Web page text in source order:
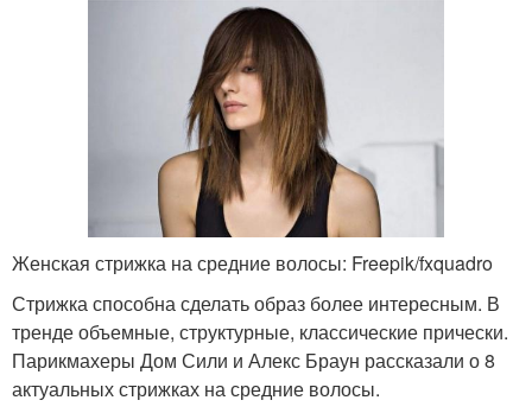
Женская стрижка на средние волосы: Freepik/fxquadro
Стрижка способна сделать образ более интересным. В
тренде объемные, структурные, классические прически.
Парикмахеры Дом Сили и Алекс Браун рассказали о 8
актуальных стрижках на средние волосы.